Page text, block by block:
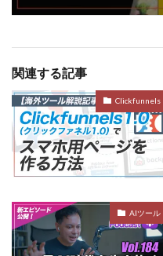
関連する記事
Clickfunnels
AIツール